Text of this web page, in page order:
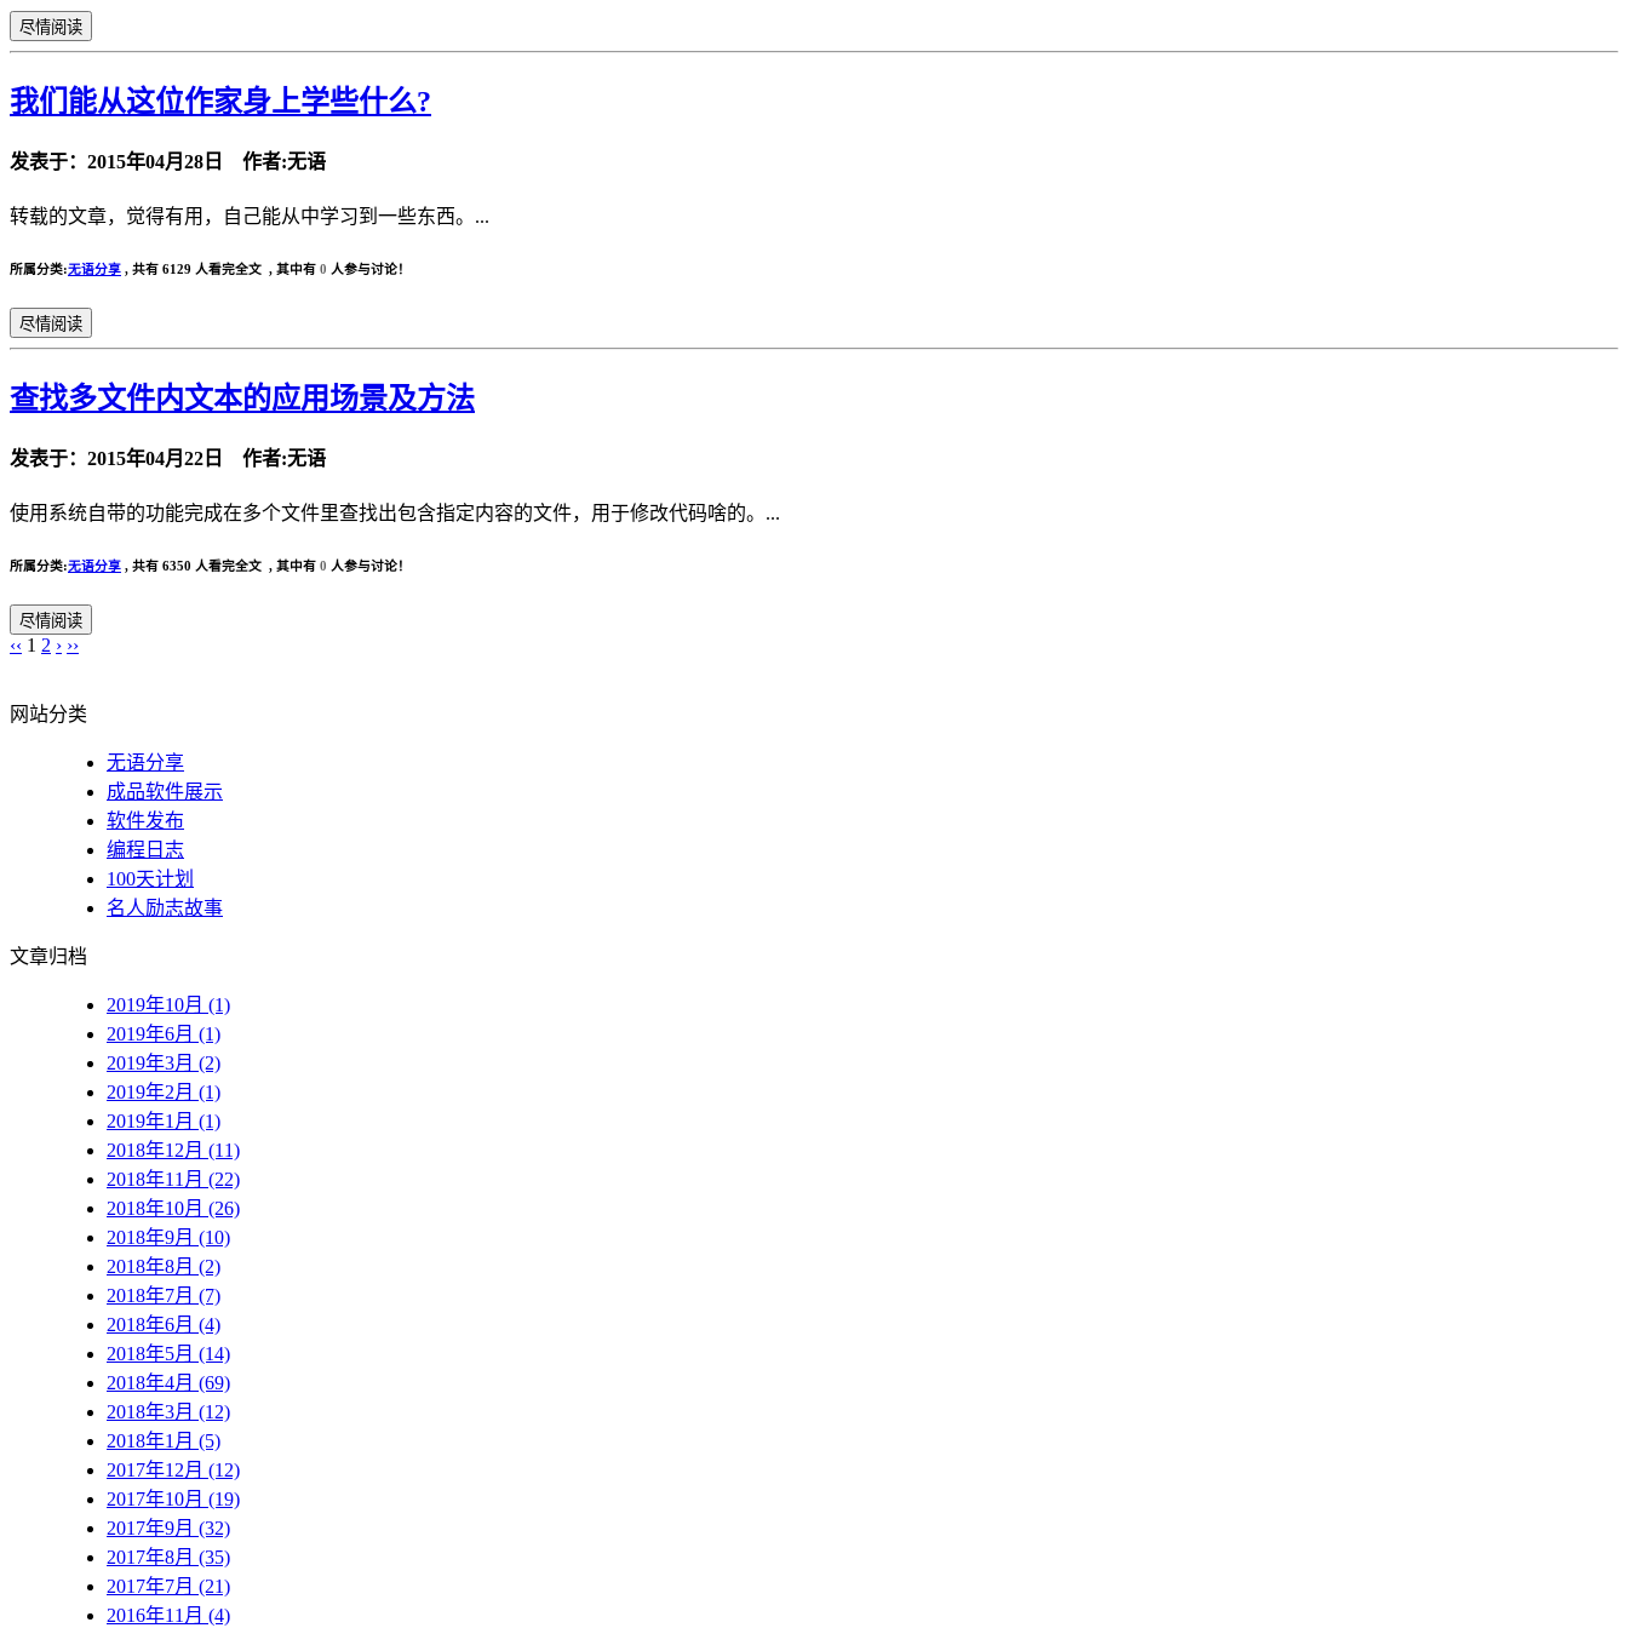
尽情阅读
我们能从这位作家身上学些什么?
发表于：2015年04月28日 作者:无语
转载的文章，觉得有用，自己能从中学习到一些东西。...
所属分类:无语分享 , 共有 6129 人看完全文 , 其中有 0 人参与讨论！
尽情阅读
查找多文件内文本的应用场景及方法
发表于：2015年04月22日 作者:无语
使用系统自带的功能完成在多个文件里查找出包含指定内容的文件，用于修改代码啥的。...
所属分类:无语分享 , 共有 6350 人看完全文 , 其中有 0 人参与讨论！
尽情阅读
‹‹ 1 2 › ››
网站分类
无语分享
成品软件展示
软件发布
编程日志
100天计划
名人励志故事
文章归档
2019年10月 (1)
2019年6月 (1)
2019年3月 (2)
2019年2月 (1)
2019年1月 (1)
2018年12月 (11)
2018年11月 (22)
2018年10月 (26)
2018年9月 (10)
2018年8月 (2)
2018年7月 (7)
2018年6月 (4)
2018年5月 (14)
2018年4月 (69)
2018年3月 (12)
2018年1月 (5)
2017年12月 (12)
2017年10月 (19)
2017年9月 (32)
2017年8月 (35)
2017年7月 (21)
2016年11月 (4)